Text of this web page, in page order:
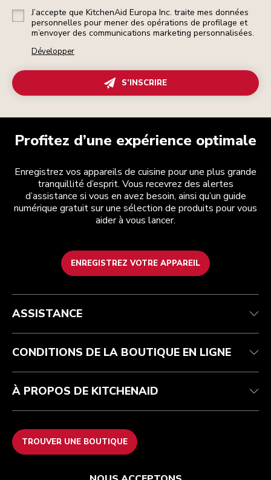
J’accepte que KitchenAid Europa Inc. traite mes données
personnelles pour mener des opérations de profilage et
m’envoyer des communications marketing personnalisées.
Développer
S’INSCRIRE
Profitez d’une expérience optimale
Enregistrez vos appareils de cuisine pour une plus grande
tranquillité d’esprit. Vous recevrez des alertes
d’assistance si vous en avez besoin, ainsi qu’un guide
numérique gratuit sur une sélection de produits pour vous
aider à vous lancer.
ENREGISTREZ VOTRE APPAREIL
Health Check
Suivez votre commande
Recupel
Conditions générales de vente
Retours et remboursements
ODR
La marque
Trouver une boutique
ASSISTANCE
CONDITIONS DE LA BOUTIQUE EN LIGNE
À PROPOS DE KITCHENAID
TROUVER UNE BOUTIQUE